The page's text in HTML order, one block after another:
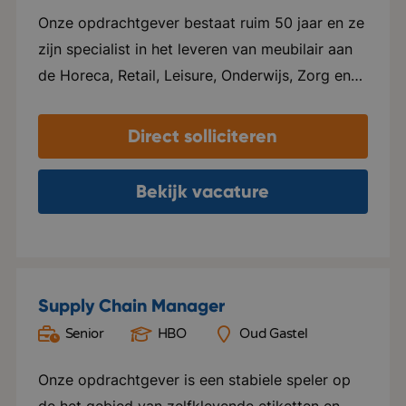
Onze opdrachtgever bestaat ruim 50 jaar en ze
zijn specialist in het leveren van meubilair aan
de Horeca, Retail, Leisure, Onderwijs, Zorg en
doen. Ze leveren maatwerk en zijn
onderscheidend. Ze leggen de lat hoog en
lopen voorop in de markt. Ze hebben drie
showrooms gevestigd in Breda, Dalfsen en
hebben als doel om in 2030 de meest
duurzame leverancier van hospitality meubilair
een warme en informele sfeer, mensen voelen
Direct solliciteren
Bekijk vacature
Supply Chain Manager
Senior HBO Oud Gastel
Onze opdrachtgever is een stabiele speler op